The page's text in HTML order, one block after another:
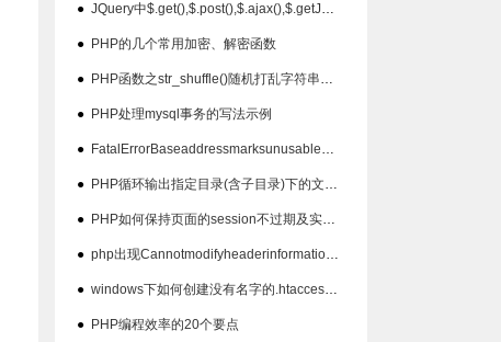
● JQuery中$.get(),$.post(),$.ajax(),$.getJSON()的区别及用法
● PHP的几个常用加密、解密函数
● PHP函数之str_shuffle()随机打乱字符串中的所有字符
● PHP处理mysql事务的写法示例
● FatalErrorBaseaddressmarksunusablememoryregion解决办法
● PHP循环输出指定目录(含子目录)下的文件MD5值
● PHP如何保持页面的session不过期及实现代码
● php出现Cannotmodifyheaderinformation问题的解决方法
● windows下如何创建没有名字的.htaccess文件
● PHP编程效率的20个要点